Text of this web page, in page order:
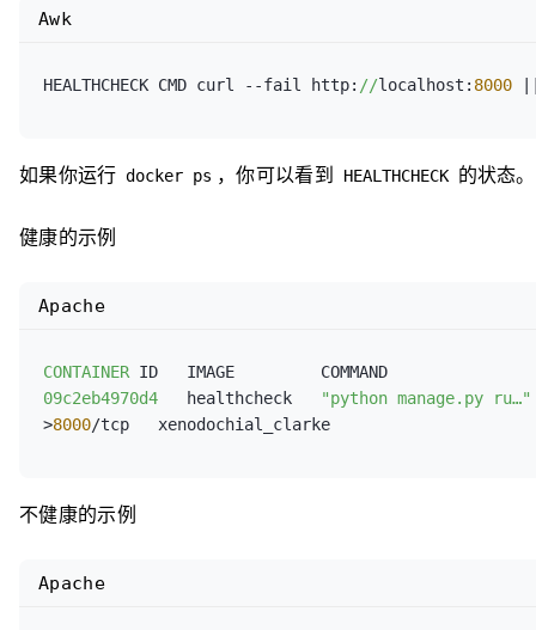
HEALTHCHECK CMD curl --fail http: //localhost: 8000
Awk
如果你运行 docker ps ，你可以看到 HEALTHCHECK 的状态。
健康的示例
CONTAINER
09c2eb4970d4 healthcheck
"python manage.py ru…"
>8000
Apache
不健康的示例
Apache